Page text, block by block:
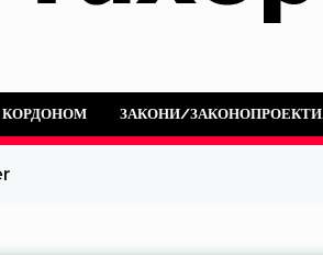
КОРДОНОМ ЗАКОНИ/